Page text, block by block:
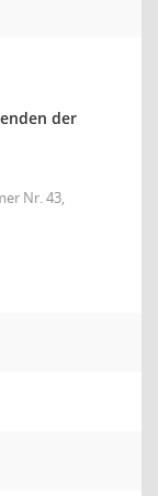
der
Nr. 43,